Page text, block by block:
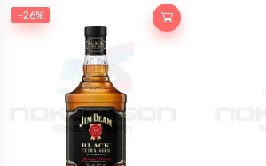
-26%